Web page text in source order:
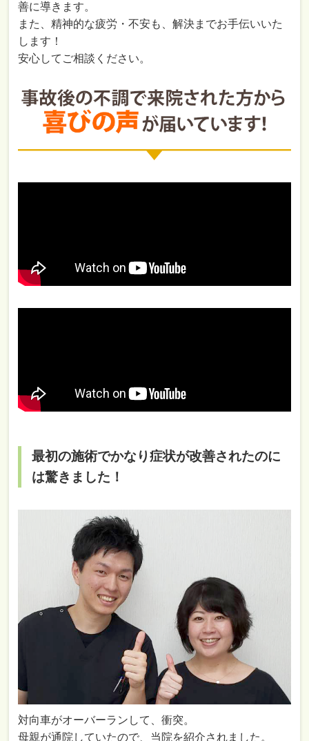
善に導きます。
また、精神的な疲労・不安も、解決までお手伝いいた
します！
安心してご相談ください。
最初の施術でかなり症状が改善されたのに
は驚きました！
対向車がオーバーランして、衝突。
母親が通院していたので、当院を紹介されました。